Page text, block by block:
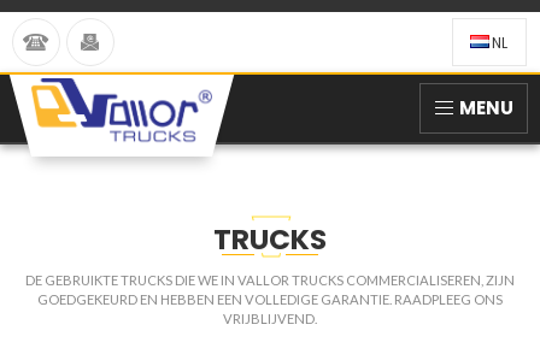
NL
MENU
TRUCKS
DE GEBRUIKTE TRUCKS DIE WE IN VALLOR TRUCKS COMMERCIALISEREN, ZIJN
GOEDGEKEURD EN HEBBEN EEN VOLLEDIGE GARANTIE. RAADPLEEG ONS
VRIJBLIJVEND.